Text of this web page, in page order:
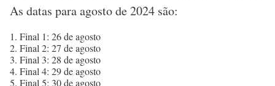
As datas para agosto de 2024 são:
Final 1: 26 de agosto
Final 2: 27 de agosto
Final 3: 28 de agosto
Final 4: 29 de agosto
Final 5: 30 de agosto